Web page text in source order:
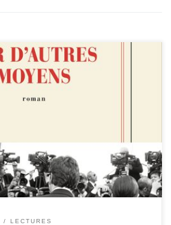
les domaines qu’explore ce roman. A
livre […]
LECTURES